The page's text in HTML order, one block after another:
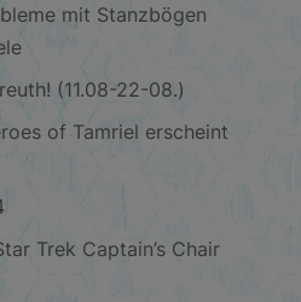
mit Stanzbögen
(11.08-22-08.)
of Tamriel erscheint
Trek Captain’s Chair